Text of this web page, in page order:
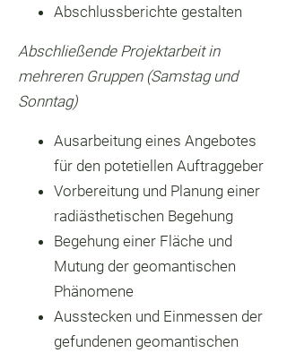
Abschlussberichte gestalten
Abschließende Projektarbeit in
mehreren Gruppen (Samstag und
Sonntag)
Ausarbeitung eines Angebotes
für den potetiellen Auftraggeber
Vorbereitung und Planung einer
radiästhetischen Begehung
Begehung einer Fläche und
Mutung der geomantischen
Phänomene
Ausstecken und Einmessen der
gefundenen geomantischen